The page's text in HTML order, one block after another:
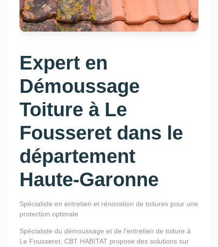
Expert en
Démoussage
Toiture à Le
Fousseret dans le
département
Haute-Garonne
Spécialiste en entretien et rénovation de toitures pour une
protection optimale
Spécialiste du démoussage et de l'entretien de toiture à
Le Fousseret, CBT HABITAT propose des solutions sur